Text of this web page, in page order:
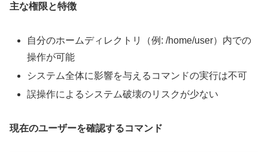
主な権限と特徴
自分のホームディレクトリ（例: /home/user）内での
操作が可能
システム全体に影響を与えるコマンドの実行は不可
誤操作によるシステム破壊のリスクが少ない
現在のユーザーを確認するコマンド